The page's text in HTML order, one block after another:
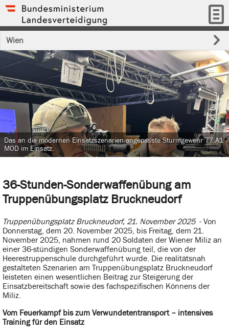
Wien
36-Stunden-Sonderwaffenübung am
Truppenübungsplatz Bruckneudorf
Truppenübungsplatz Bruckneudorf, 21. November 2025 - Von
Donnerstag, dem 20. November 2025, bis Freitag, dem 21.
November 2025, nahmen rund 20 Soldaten der Wiener Miliz an
einer 36-stündigen Sonderwaffenübung teil, die von der
Heerestruppenschule durchgeführt wurde. Die realitätsnah
gestalteten Szenarien am Truppenübungsplatz Bruckneudorf
leisteten einen wesentlichen Beitrag zur Steigerung der
Einsatzbereitschaft sowie des fachspezifischen Könnens der
Miliz.
Vom Feuerkampf bis zum Verwundetentransport – intensives
Training für den Einsatz
Das an die modernen Einsatzszenarien angepasste Sturmgewehr 77 A1
MOD im Einsatz.